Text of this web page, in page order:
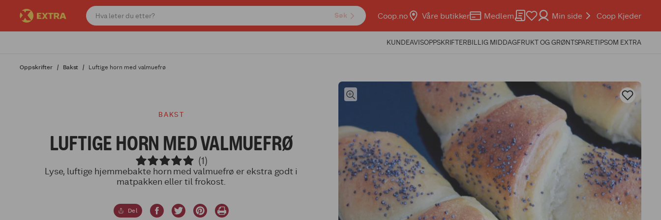
Søk Coop.no Våre butikker Medlem Min side Coop Kjeder
KUNDEAVISOPPSKRIFTERBILLIG MIDDAGFRUKT OG GRØNTSPARETIPSOM EXTRA
Oppskrifter Bakst Luftige horn med valmuefrø
BAKST
LUFTIGE HORN MED VALMUEFRØ
(1)
Lyse, luftige hjemmebakte horn med valmuefrø er ekstra godt i
matpakken eller til frokost.
Del